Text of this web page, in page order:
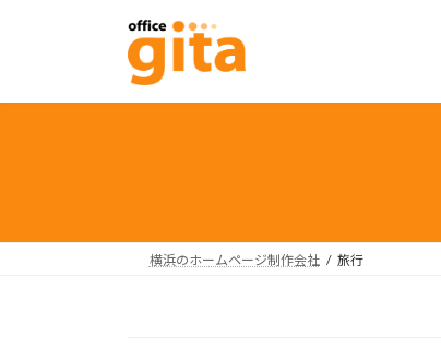
プ
動
横浜のホームページ制作会社 旅行